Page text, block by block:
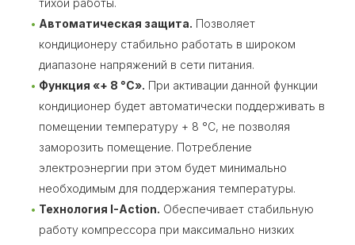
тихой работы.
Автоматическая защита. Позволяет
кондиционеру стабильно работать в широком
диапазоне напряжений в сети питания.
Функция «+ 8 °C». При активации данной функции
кондиционер будет автоматически поддерживать в
помещении температуру + 8 °C, не позволяя
заморозить помещение. Потребление
электроэнергии при этом будет минимально
необходимым для поддержания температуры.
Технология I-Action. Обеспечивает стабильную
работу компрессора при максимально низких